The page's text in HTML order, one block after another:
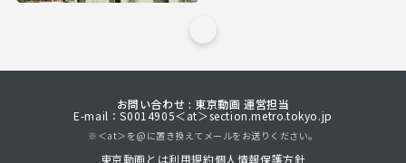
お問い合わせ : 東京動画 運営担当
E-mail：S0014905＜at＞section.metro.tokyo.jp
※＜at＞を@に置き換えてメールをお送りください。
東京動画とは利用規約個人情報保護方針